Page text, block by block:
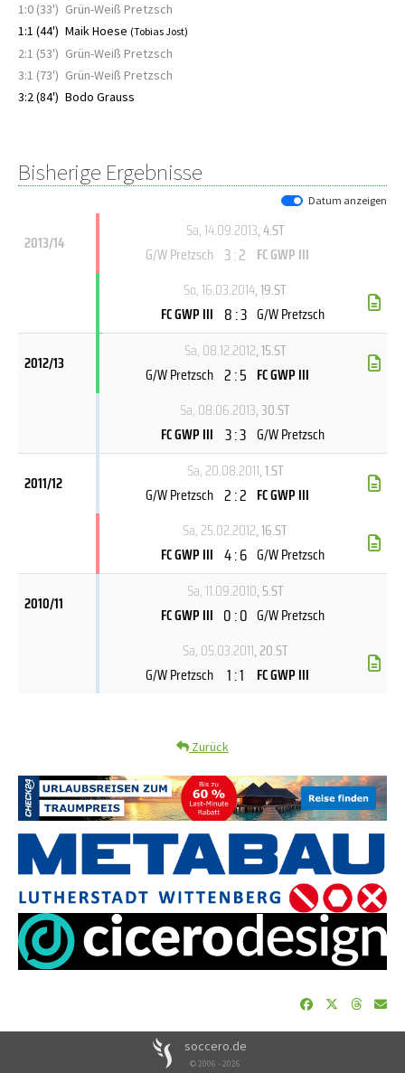
1:0 (33') Grün-Weiß Pretzsch
1:1 (44') Maik Hoese (Tobias Jost)
2:1 (53') Grün-Weiß Pretzsch
3:1 (73') Grün-Weiß Pretzsch
3:2 (84') Bodo Grauss
Bisherige Ergebnisse
Datum anzeigen
2013/14
Sa, 14.09.2013, 4.ST
G/W Pretzsch 3 : 2 FC GWP III
So, 16.03.2014, 19.ST
FC GWP III 8 : 3 G/W Pretzsch
2012/13
Sa, 08.12.2012, 15.ST
G/W Pretzsch 2 : 5 FC GWP III
Sa, 08.06.2013, 30.ST
FC GWP III 3 : 3 G/W Pretzsch
2011/12
Sa, 20.08.2011, 1.ST
G/W Pretzsch 2 : 2 FC GWP III
Sa, 25.02.2012, 16.ST
FC GWP III 4 : 6 G/W Pretzsch
2010/11
Sa, 11.09.2010, 5.ST
FC GWP III 0 : 0 G/W Pretzsch
Sa, 05.03.2011, 20.ST
G/W Pretzsch
1 : 1 FC GWP III
Zurück
soccero.de
© 2006 - 2026